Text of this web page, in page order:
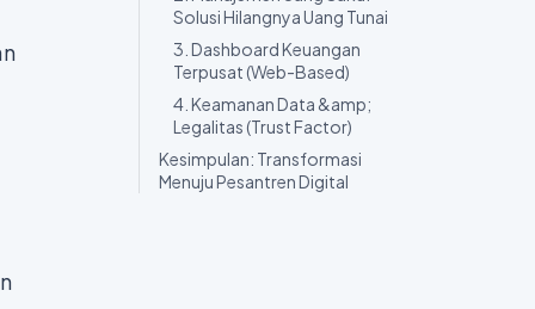
Solusi Hilangnya Uang Tunai
3. Dashboard Keuangan
Terpusat (Web-Based)
4. Keamanan Data &amp;
Legalitas (Trust Factor)
Kesimpulan: Transformasi
Menuju Pesantren Digital